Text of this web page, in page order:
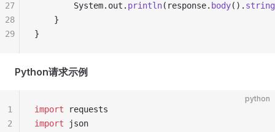
        System.out.
println(response. body(). string
    }
}
27
28
29
Python请求示例
python
import requests
import json
1
2